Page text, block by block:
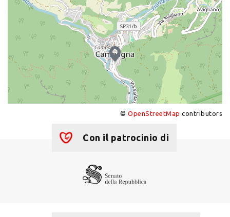
© OpenStreetMap contributors
Con il patrocinio di